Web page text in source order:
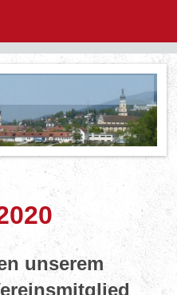
unserem